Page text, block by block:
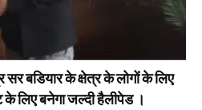
सर बडियार के क्षेत्र के लोगों के लिए
लिए बनेगा जल्दी हैलीपेड ।